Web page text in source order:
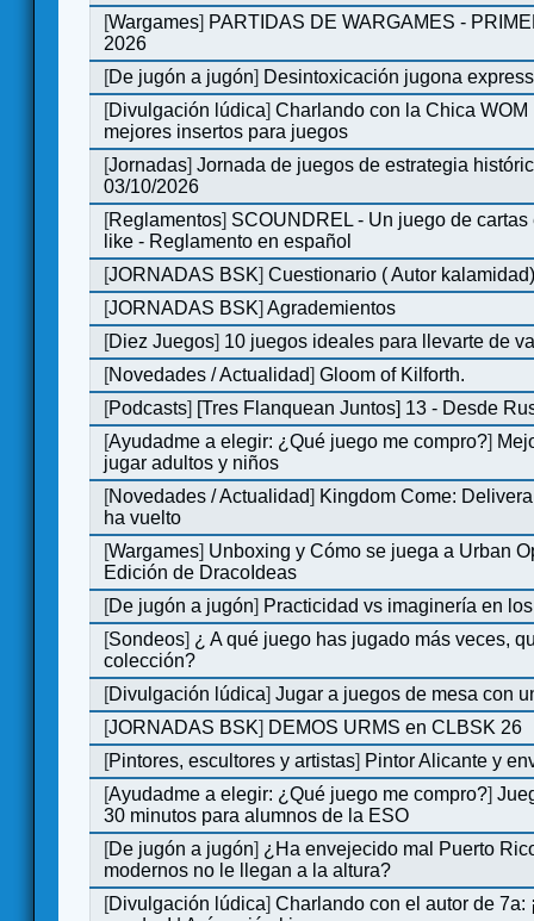
[Wargames] PARTIDAS DE WARGAMES -
2026
[De jugón a jugón] Desintoxicación jugona express
[Divulgación lúdica]Charlando con la Chica WOM
mejores insertos para juegos
[Jornadas]Jornada de juegos de estrategia
03/10/2026
[Reglamentos] SCOUNDREL - Un juego de
like - Reglamento en español
[JORNADAS BSK]Cuestionario ( Autor
[JORNADAS BSK]Agrademientos
[Diez Juegos] 10 juegos ideales para llevarte de
[Novedades / Actualidad]Gloom of Kilforth.
[Podcasts] [Tres Flanquean Juntos] 13 - Desde
[Ayudadme a elegir: ¿Qué juego me compro?]
jugar adultos y niños
[Novedades / Actualidad] Kingdom Come:
ha vuelto
[Wargames] Unboxing y Cómo se juega a Urban
Edición de DracoIdeas
[De jugón a jugón] Practicidad vs imaginería en
[Sondeos] ¿ A qué juego has jugado más veces,
colección?
[Divulgación lúdica]Jugar a juegos de mesa con
[JORNADAS BSK] DEMOS URMS en CLBSK 26
[Pintores, escultores y artistas] Pintor Alicante y
[Ayudadme a elegir: ¿Qué juego me compro?]
30 minutos para alumnos de la ESO
[De jugón a jugón] ¿Ha envejecido mal Puerto
modernos no le llegan a la altura?
[Divulgación lúdica]Charlando con el autor de 7a: